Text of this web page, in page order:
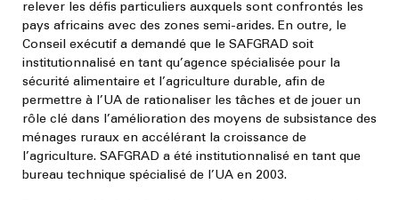
relever les défis particuliers auxquels sont confrontés les
pays africains avec des zones semi-arides. En outre, le
Conseil exécutif a demandé que le SAFGRAD soit
institutionnalisé en tant qu’agence spécialisée pour la
sécurité alimentaire et l’agriculture durable, afin de
permettre à l’UA de rationaliser les tâches et de jouer un
rôle clé dans l’amélioration des moyens de subsistance des
ménages ruraux en accélérant la croissance de
l’agriculture. SAFGRAD a été institutionnalisé en tant que
bureau technique spécialisé de l’UA en 2003.